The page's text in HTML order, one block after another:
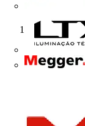
Início